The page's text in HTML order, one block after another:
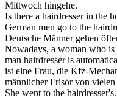
Mittwoch hingehe.
Is there a hairdresserin the
German men go to the
Deutsche Männer gehen
Nowadays, a woman who
man hairdresseris
ist eine Frau, die Kfz-
männlicherFrisörvon vielen
She went to the hairdresser's.